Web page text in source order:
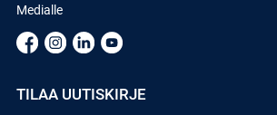
Medialle
TILAA UUTISKIRJE